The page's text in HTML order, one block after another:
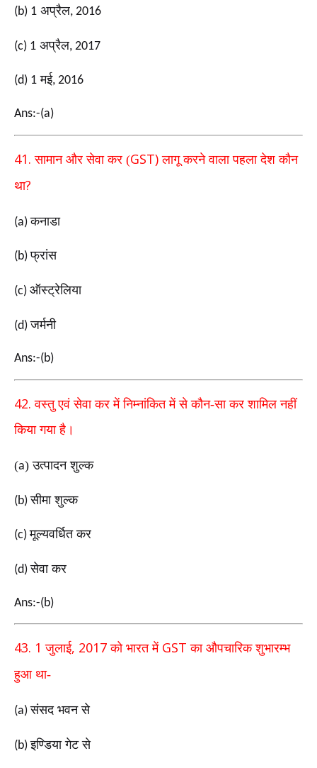
(b) 1 अप्रैल, 2016
(c) 1 अप्रैल, 2017
(d) 1 मई, 2016
Ans:-(a)
41.सामान और सेवा कर (GST)लागू करने वाला पहला देश कौन
था?
(a)कनाडा
(b)फ्रांस
(c) ऑस्ट्रेलिया
(d)जर्मनी
Ans:-(b)
42.वस्तु एवं सेवा कर में निम्नांकित में से कौन-सा कर शामिल नहीं
किया गया है।
(a) उत्पादन शुल्क
(b)सीमा शुल्क
(c)मूल्यवर्धित कर
(d)सेवा कर
Ans:-(b)
43. 1 जुलाई, 2017 को भारत में GSTका औपचारिक शुभारम्भ
हुआ था-
(a)संसद भवन से
(b)इण्डिया गेट से